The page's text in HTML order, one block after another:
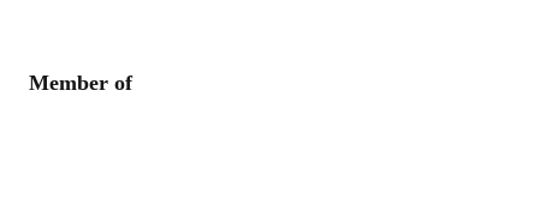
Member of